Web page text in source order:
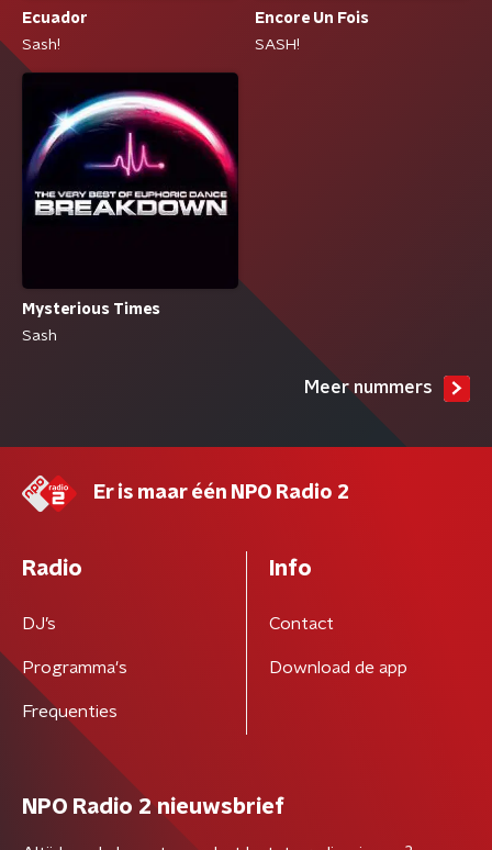
Ecuador
Sash!
Encore Un Fois
SASH!
Mysterious Times
Sash
Meer nummers
Er is maar één NPO Radio 2
Radio
DJ’s
Programma's
Frequenties
Info
Contact
Download de app
NPO Radio 2 nieuwsbrief